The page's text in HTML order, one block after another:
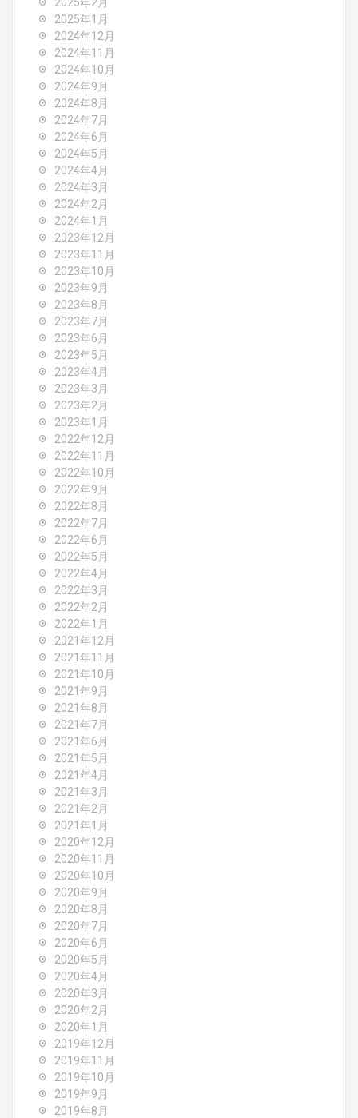
2025年1月
2024年12月
2024年11月
2024年10月
2024年9月
2024年8月
2024年7月
2024年6月
2024年5月
2024年4月
2024年3月
2024年2月
2024年1月
2023年12月
2023年11月
2023年10月
2023年9月
2023年8月
2023年7月
2023年6月
2023年5月
2023年4月
2023年3月
2023年2月
2023年1月
2022年12月
2022年11月
2022年10月
2022年9月
2022年8月
2022年7月
2022年6月
2022年5月
2022年4月
2022年3月
2022年2月
2022年1月
2021年12月
2021年11月
2021年10月
2021年9月
2021年8月
2021年7月
2021年6月
2021年5月
2021年4月
2021年3月
2021年2月
2021年1月
2020年12月
2020年11月
2020年10月
2020年9月
2020年8月
2020年7月
2020年6月
2020年5月
2020年4月
2020年3月
2020年2月
2020年1月
2019年12月
2019年11月
2019年10月
2019年9月
2019年8月